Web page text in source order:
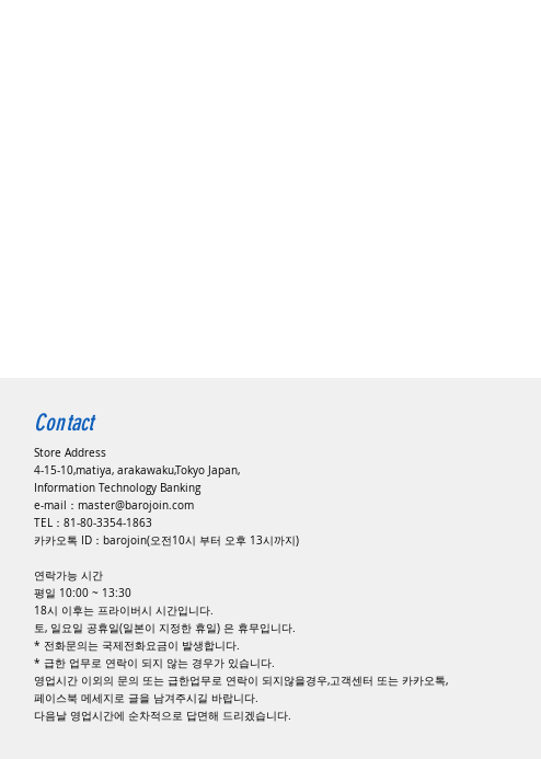
Contact
Store Address
4-15-10,matiya, arakawaku,Tokyo Japan,
Information Technology Banking
e-mail： master@barojoin.com
​TEL：81-80-3354-1863
카카오톡 ID：barojoin(오전10시 부터 오후 13시까지)
연락가능 시간
평일 10:00 ~ 13:30
18시 이후는 프라이버시 시간입니다.
토, 일요일 공휴일(일본이 지정한 휴일) 은 휴무입니다.
* 전화문의는 국제전화요금이 발생합니다.
* 급한 업무로 연락이 되지 않는 경우가 있습니다.
영업시간 이외의 문의 또는 급한업무로 연락이 되지않을경우,고객센터 또는 카카오톡,
페이스북 메세지로 글을 남겨주시길 바랍니다.
​다음날 영업시간에 순차적으로 답면해 드리겠습니다.